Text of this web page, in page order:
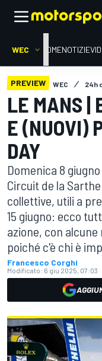
WEC HOMENOTIZIE
PREVIEW WEC 24h
LE MANS |
E (NUOVI)
DAY
Domenica 8
Circuit de la
collettive, utili a
15 giugno: ecco
azione, con
poiché c'è chi è
Francesco Corghi
Modificato: 6 giu 2025, 07:03